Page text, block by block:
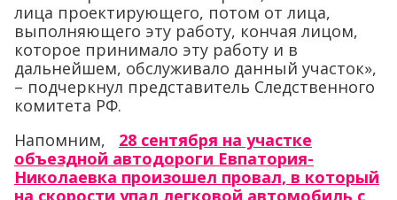
лица проектирующего, потом от лица,
выполняющего эту работу, кончая лицом,
которое принимало эту работу и в
дальнейшем, обслуживало данный участок»,
– подчеркнул представитель Следственного
комитета РФ.
Напомним, 28 сентября на участке
объездной автодороги Евпатория-
Николаевка произошел провал, в который
на скорости упал легковой автомобиль с